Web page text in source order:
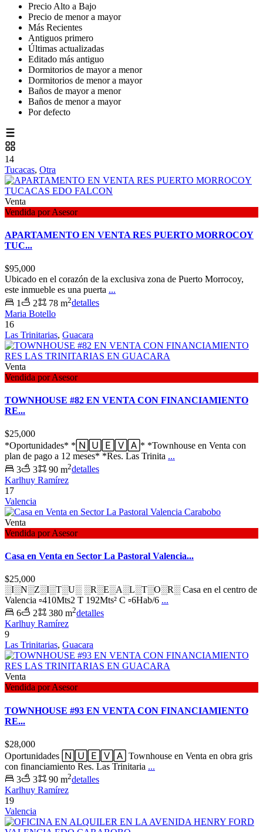
Precio Alto a Bajo
Precio de menor a mayor
Más Recientes
Antiguos primero
Últimas actualizadas
Editado más antiguo
Dormitorios de mayor a menor
Dormitorios de menor a mayor
Baños de mayor a menor
Baños de menor a mayor
Por defecto
14
Tucacas, Otra
Venta
Vendida por Asesor
APARTAMENTO EN VENTA RES PUERTO MORROCOY
TUC...
$95,000
Ubicado en el corazón de la exclusiva zona de Puerto Morrocoy,
este inmueble es una puerta ...
1
2 78 m2detalles
Maria Botello
16
Las Trinitarias, Guacara
Venta
Vendida por Asesor
TOWNHOUSE #82 EN VENTA CON FINANCIAMIENTO
RE...
$25,000
*Oportunidades* *🄽🅄🄴🅅🄰* *Townhouse en Venta con
plan de pago a 12 meses* *Res. Las Trinita ...
3
3 90 m2detalles
Karlhuy Ramírez
17
Valencia
Venta
Vendida por Asesor
Casa en Venta en Sector La Pastoral Valencia...
$25,000
░I░N░Z░I░T░U░ ░R░E░A░L░T░O░R░ Casa en el centro de
Valencia ▫️410Mts2 T 192Mts² C ▫️6Hab/6 ...
6
2 380 m2detalles
Karlhuy Ramírez
9
Las Trinitarias, Guacara
Venta
Vendida por Asesor
TOWNHOUSE #93 EN VENTA CON FINANCIAMIENTO
RE...
$28,000
Oportunidades 🄽🅄🄴🅅🄰 Townhouse en Venta en obra gris
con financiamiento Res. Las Trinitaria ...
3
3 90 m2detalles
Karlhuy Ramírez
19
Valencia